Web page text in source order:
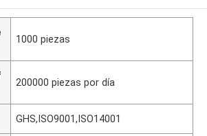
1000 piezas
200000 piezas por día
GHS,ISO9001,ISO14001